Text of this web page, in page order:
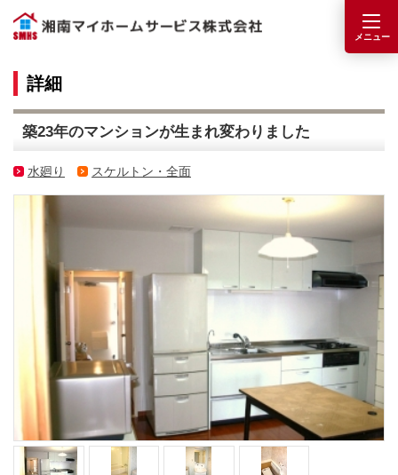
詳細
築23年のマンションが生まれ変わりました
水廻り スケルトン・全面